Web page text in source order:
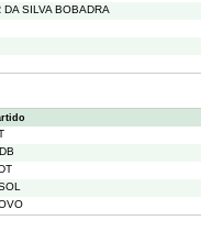
SILVA BOBADRA